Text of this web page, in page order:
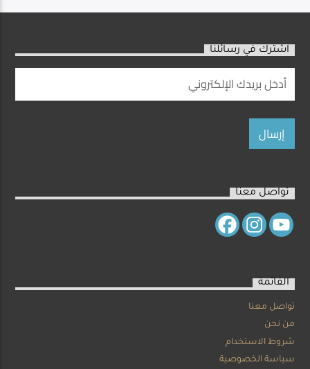
اشترك في رسائلنا
تواصل معنا
القائمة
تواصل معنا
من نحن
شروط الاستخدام
سياسة الخصوصية